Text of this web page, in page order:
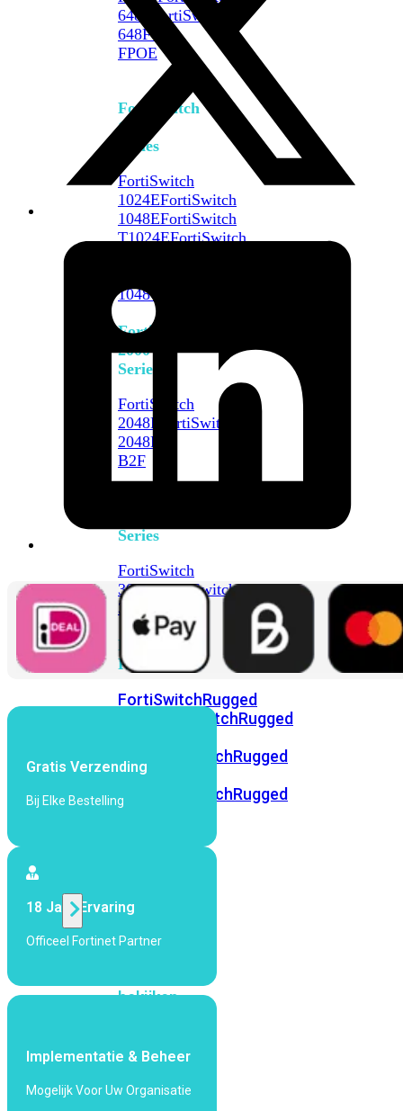
648F
FortiSwitch
648F-
FPOE
FortiSwitch
1000
Series
FortiSwitch
1024EFortiSwitch
1048EFortiSwitch
T1024EFortiSwitch
1048G
FortiSwitch
2000
Series
FortiSwitch
2048F
FortiSwitch
2048F-
B2F
Series
FortiSwitch
3032EFortiSwitch
3032G
FortiSwitch
Ruggedized
FortiSwitchRugged
FortiSwitchRugged
FortiSwitchRugged
216F-
POE
FortiSwitchRugged
424F-
Alle
bekijken
Fi
Gratis Verzending
Bij Elke Bestelling
18 Jaar Ervaring
Officeel Fortinet Partner
Implementatie & Beheer
Mogelijk Voor Uw Organisatie